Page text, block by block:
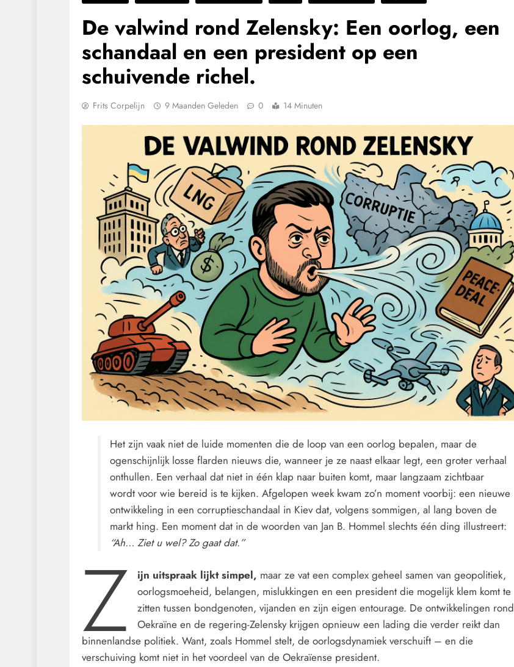
De valwind rond Zelensky: Een oorlog, een
schandaal en een president op een
schuivende richel.
Frits Corpelijn 9 Maanden Geleden 0 14 Minuten
Het zijn vaak niet de luide momenten die de loop van een oorlog bepalen, maar de
ogenschijnlijk losse flarden nieuws die, wanneer je ze naast elkaar legt, een groter verhaal
onthullen. Een verhaal dat niet in één klap naar buiten komt, maar langzaam zichtbaar
wordt voor wie bereid is te kijken. Afgelopen week kwam zo’n moment voorbij: een nieuwe
ontwikkeling in een corruptieschandaal in Kiev dat, volgens sommigen, al lang boven de
markt hing. Een moment dat in de woorden van Jan B. Hommel slechts één ding illustreert:
“Ah… Ziet u wel? Zo gaat dat.”
Z ijn uitspraak lijkt simpel, maar ze vat een complex geheel samen van geopolitiek,
oorlogsmoeheid, belangen, mislukkingen en een president die mogelijk klem komt te
zitten tussen bondgenoten, vijanden en zijn eigen entourage. De ontwikkelingen rond
Oekraïne en de regering-Zelensky krijgen opnieuw een lading die verder reikt dan
binnenlandse politiek. Want, zoals Hommel stelt, de oorlogsdynamiek verschuift – en die
verschuiving komt niet in het voordeel van de Oekraïense president.